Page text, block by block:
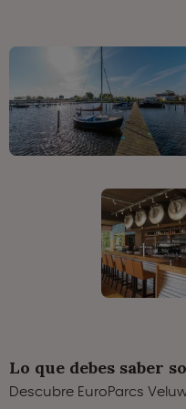
Lo que debes saber
Descubre EuroParcs